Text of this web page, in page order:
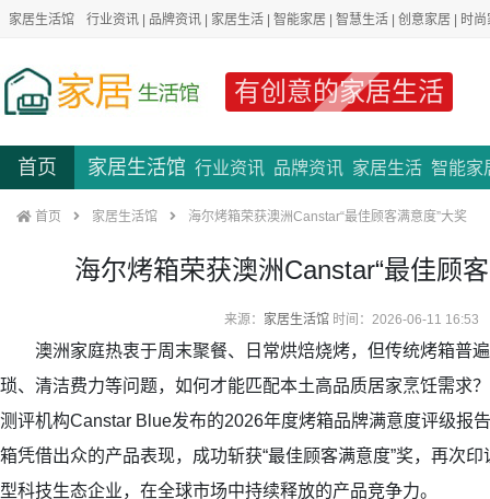
家居生活馆 行业资讯 | 品牌资讯 | 家居生活 | 智能家居 | 智慧生活 | 创意家居 | 时
有创意的家居生活
首页 家居生活馆 行业资讯 品牌资讯 家居生活 智能家
首页 家居生活馆 海尔烤箱荣获澳洲Canstar“最佳顾客满意度”大奖
海尔烤箱荣获澳洲Canstar“最佳顾
来源： 家居生活馆时间：2026-06-11 16:53
澳洲家庭热衷于周末聚餐、日常烘焙烧烤，但传统烤箱普遍
琐、清洁费力等问题，如何才能匹配本土高品质居家烹饪需求
测评机构Canstar Blue发布的2026年度烤箱品牌满意度评级报
箱凭借出众的产品表现，成功斩获“最佳顾客满意度”奖，再次
型科技生态企业，在全球市场中持续释放的产品竞争力。